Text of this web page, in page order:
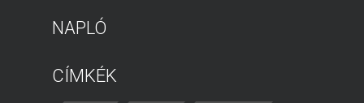
NAPLÓ
CÍMKÉK